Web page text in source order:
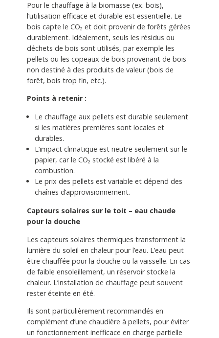
Pour le chauffage à la biomasse (ex. bois),
l’utilisation efficace et durable est essentielle. Le
bois capte le CO₂ et doit provenir de forêts gérées
durablement. Idéalement, seuls les résidus ou
déchets de bois sont utilisés, par exemple les
pellets ou les copeaux de bois provenant de bois
non destiné à des produits de valeur (bois de
forêt, bois trop fin, etc.).
Points à retenir :
Le chauffage aux pellets est durable seulement
si les matières premières sont locales et
durables.
L’impact climatique est neutre seulement sur le
papier, car le CO₂ stocké est libéré à la
combustion.
Le prix des pellets est variable et dépend des
chaînes d’approvisionnement.
Capteurs solaires sur le toit – eau chaude
pour la douche
Les capteurs solaires thermiques transforment la
lumière du soleil en chaleur pour l’eau. L’eau peut
être chauffée pour la douche ou la vaisselle. En cas
de faible ensoleillement, un réservoir stocke la
chaleur. L’installation de chauffage peut souvent
rester éteinte en été.
Ils sont particulièrement recommandés en
complément d’une chaudière à pellets, pour éviter
un fonctionnement inefficace en charge partielle